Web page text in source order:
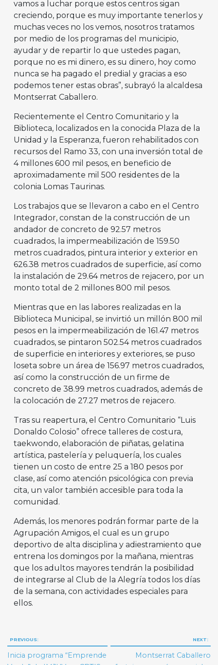
vamos a luchar porque estos centros sigan
creciendo, porque es muy importante tenerlos y
muchas veces no los vemos, nosotros tratamos
por medio de los programas del municipio,
ayudar y de repartir lo que ustedes pagan,
porque no es mi dinero, es su dinero, hoy como
nunca se ha pagado el predial y gracias a eso
podemos tener estas obras”, subrayó la alcaldesa
Montserrat Caballero.
Recientemente el Centro Comunitario y la
Biblioteca, localizados en la conocida Plaza de la
Unidad y la Esperanza, fueron rehabilitados con
recursos del Ramo 33, con una inversión total de
4 millones 600 mil pesos, en beneficio de
aproximadamente mil 500 residentes de la
colonia Lomas Taurinas.
Los trabajos que se llevaron a cabo en el Centro
Integrador, constan de la construcción de un
andador de concreto de 92.57 metros
cuadrados, la impermeabilización de 159.50
metros cuadrados, pintura interior y exterior en
626.38 metros cuadrados de superficie, así como
la instalación de 29.64 metros de rejacero, por un
monto total de 2 millones 800 mil pesos.
Mientras que en las labores realizadas en la
Biblioteca Municipal, se invirtió un millón 800 mil
pesos en la impermeabilización de 161.47 metros
cuadrados, se pintaron 502.54 metros cuadrados
de superficie en interiores y exteriores, se puso
loseta sobre un área de 156.97 metros cuadrados,
así como la construcción de un firme de
concreto de 38.99 metros cuadrados, además de
la colocación de 27.27 metros de rejacero.
Tras su reapertura, el Centro Comunitario “Luis
Donaldo Colosio” ofrece talleres de costura,
taekwondo, elaboración de piñatas, gelatina
artística, pastelería y peluquería, los cuales
tienen un costo de entre 25 a 180 pesos por
clase, así como atención psicológica con previa
cita, un valor también accesible para toda la
comunidad.
Además, los menores podrán formar parte de la
Agrupación Amigos, el cual es un grupo
deportivo de alta disciplina y adiestramiento que
entrena los domingos por la mañana, mientras
que los adultos mayores tendrán la posibilidad
de integrarse al Club de la Alegría todos los días
de la semana, con actividades especiales para
ellos.
Navegación
de
PREVIOUS:
Inicia programa “Emprende
NEXT:
Montserrat Caballero